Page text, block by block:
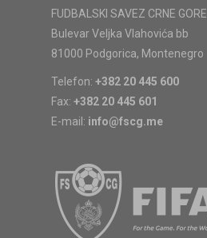
FUDBALSKI SAVEZ CRNE GORE
Bulevar Veljka Vlahovića bb
81000 Podgorica, Montenegro
Telefon: +382 20 445 600
Fax: +382 20 445 601
E-mail: info@fscg.me